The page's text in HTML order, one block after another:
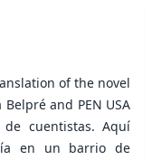
of the novel
and PEN USA
cuentistas. Aquí
en un barrio de